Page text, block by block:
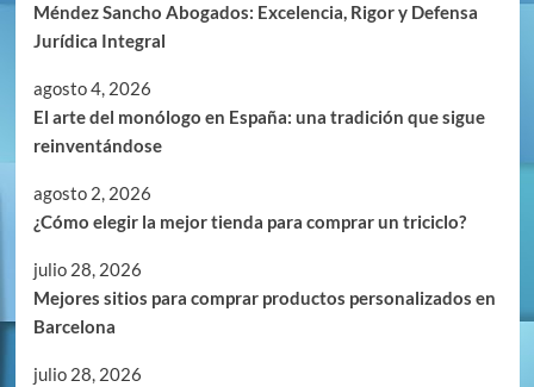
Méndez Sancho Abogados: Excelencia, Rigor y Defensa
Jurídica Integral
agosto 4, 2026
El arte del monólogo en España: una tradición que sigue
reinventándose
agosto 2, 2026
¿Cómo elegir la mejor tienda para comprar un triciclo?
julio 28, 2026
Mejores sitios para comprar productos personalizados en
Barcelona
julio 28, 2026